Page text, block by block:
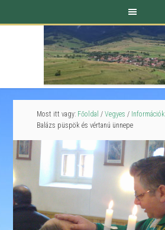
Most itt vagy: Főoldal / Vegyes / Információk
Balázs püspök és vértanú ünnepe